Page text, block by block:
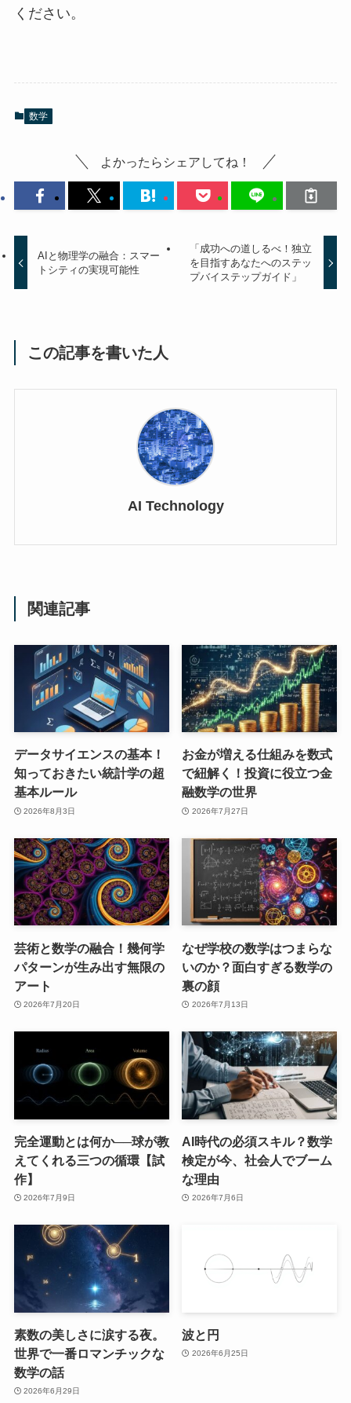
ください。
数学
よかったらシェアしてね！
AIと物理学の融合：スマー
トシティの実現可能性
「成功への道しるべ！独立
を目指すあなたへのステッ
プバイステップガイド」
この記事を書いた人
AI Technology
関連記事
データサイエンスの基本！
知っておきたい統計学の超
基本ルール
2026年8月3日
お金が増える仕組みを数式
で紐解く！投資に役立つ金
融数学の世界
2026年7月27日
芸術と数学の融合！幾何学
パターンが生み出す無限の
アート
2026年7月20日
なぜ学校の数学はつまらな
いのか？面白すぎる数学の
裏の顔
2026年7月13日
完全運動とは何か──球が教
えてくれる三つの循環【試
作】
2026年7月9日
AI時代の必須スキル？数学
検定が今、社会人でブーム
な理由
2026年7月6日
素数の美しさに涙する夜。
世界で一番ロマンチックな
数学の話
2026年6月29日
波と円
2026年6月25日